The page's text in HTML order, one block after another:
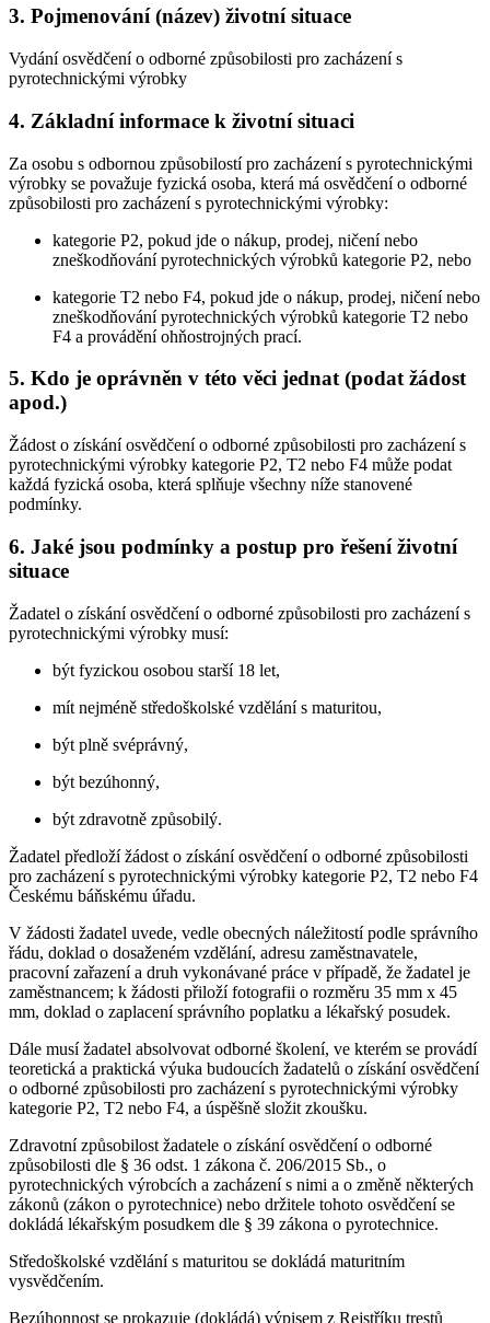
3. Pojmenování (název) životní situace
Vydání osvědčení o odborné způsobilosti pro zacházení s
pyrotechnickými výrobky
4. Základní informace k životní situaci
Za osobu s odbornou způsobilostí pro zacházení s pyrotechnickými
výrobky se považuje fyzická osoba, která má osvědčení o odborné
způsobilosti pro zacházení s pyrotechnickými výrobky:
kategorie P2, pokud jde o nákup, prodej, ničení nebo
zneškodňování pyrotechnických výrobků kategorie P2, nebo
kategorie T2 nebo F4, pokud jde o nákup, prodej, ničení nebo
zneškodňování pyrotechnických výrobků kategorie T2 nebo
F4 a provádění ohňostrojných prací.
5. Kdo je oprávněn v této věci jednat (podat žádost
apod.)
Žádost o získání osvědčení o odborné způsobilosti pro zacházení s
pyrotechnickými výrobky kategorie P2, T2 nebo F4 může podat
každá fyzická osoba, která splňuje všechny níže stanovené
podmínky.
6. Jaké jsou podmínky a postup pro řešení životní
situace
Žadatel o získání osvědčení o odborné způsobilosti pro zacházení s
pyrotechnickými výrobky musí:
být fyzickou osobou starší 18 let,
mít nejméně středoškolské vzdělání s maturitou,
být plně svéprávný,
být bezúhonný,
být zdravotně způsobilý.
Žadatel předloží žádost o získání osvědčení o odborné způsobilosti
pro zacházení s pyrotechnickými výrobky kategorie P2, T2 nebo F4
Českému báňskému úřadu.
V žádosti žadatel uvede, vedle obecných náležitostí podle správního
řádu, doklad o dosaženém vzdělání, adresu zaměstnavatele,
pracovní zařazení a druh vykonávané práce v případě, že žadatel je
zaměstnancem; k žádosti přiloží fotografii o rozměru 35 mm x 45
mm, doklad o zaplacení správního poplatku a lékařský posudek.
Dále musí žadatel absolvovat odborné školení, ve kterém se provádí
teoretická a praktická výuka budoucích žadatelů o získání osvědčení
o odborné způsobilosti pro zacházení s pyrotechnickými výrobky
kategorie P2, T2 nebo F4, a úspěšně složit zkoušku.
Zdravotní způsobilost žadatele o získání osvědčení o odborné
způsobilosti dle § 36 odst. 1 zákona č. 206/2015 Sb., o
pyrotechnických výrobcích a zacházení s nimi a o změně některých
zákonů (zákon o pyrotechnice) nebo držitele tohoto osvědčení se
dokládá lékařským posudkem dle § 39 zákona o pyrotechnice.
Středoškolské vzdělání s maturitou se dokládá maturitním
vysvědčením.
Bezúhonnost se prokazuje (dokládá) výpisem z Rejstříku trestů